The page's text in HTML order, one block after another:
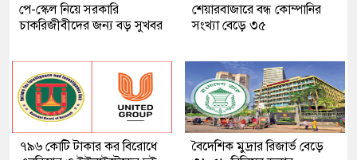
পে-স্কেল নিয়ে সরকারি
চাকরিজীবীদের জন্য বড় সুখবর
শেয়ারবাজারে বন্ধ কোম্পানির
সংখ্যা বেড়ে ৩৫
৭৯৬ কোটি টাকার কর বিরোধে
বৈদেশিক মুদ্রার রিজার্ভ বেড়ে